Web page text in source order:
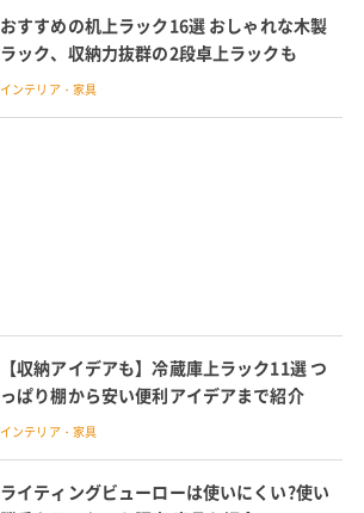
おすすめの机上ラック16選 おしゃれな木製
ラック、収納力抜群の2段卓上ラックも
インテリア・家具
【収納アイデアも】冷蔵庫上ラック11選 つ
っぱり棚から安い便利アイデアまで紹介
インテリア・家具
ライティングビューローは使いにくい?使い